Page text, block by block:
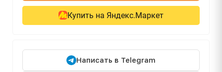
Купить на Яндекс.Маркет
Написать в Telegram